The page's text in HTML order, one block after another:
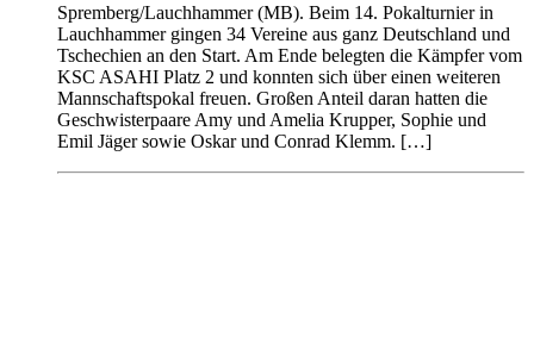
Spremberg/Lauchhammer (MB). Beim 14. Pokalturnier in
Lauchhammer gingen 34 Vereine aus ganz Deutschland und
Tschechien an den Start. Am Ende belegten die Kämpfer vom
KSC ASAHI Platz 2 und konnten sich über einen weiteren
Mannschaftspokal freuen. Großen Anteil daran hatten die
Geschwisterpaare Amy und Amelia Krupper, Sophie und
Emil Jäger sowie Oskar und Conrad Klemm. […]